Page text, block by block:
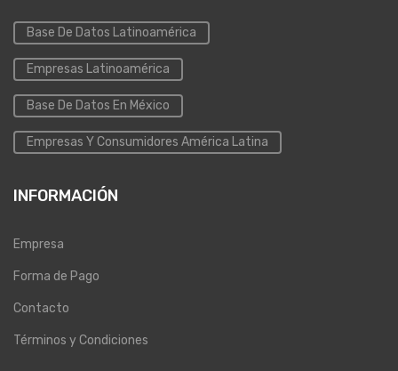
Base De Datos Latinoamérica
Empresas Latinoamérica
Base De Datos En México
Empresas Y Consumidores América Latina
INFORMACIÓN
Empresa
Forma de Pago
Contacto
Términos y Condiciones